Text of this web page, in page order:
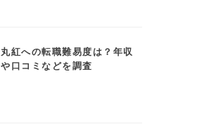
丸紅への転職難易度は？年収
や口コミなどを調査